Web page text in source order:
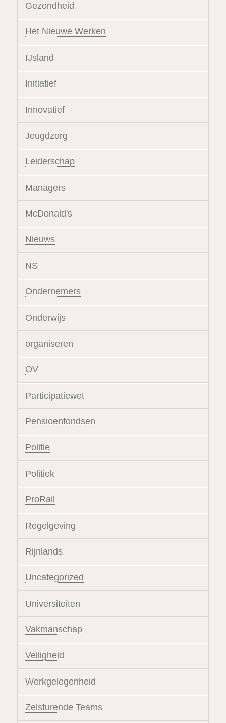
Gezondheid
Het Nieuwe Werken
IJsland
Initiatief
Innovatief
Jeugdzorg
Leiderschap
Managers
McDonald's
Nieuws
NS
Ondernemers
Onderwijs
organiseren
OV
Participatiewet
Pensioenfondsen
Politie
Politiek
ProRail
Regelgeving
Rijnlands
Uncategorized
Universiteiten
Vakmanschap
Veiligheid
Werkgelegenheid
Zelsturende Teams